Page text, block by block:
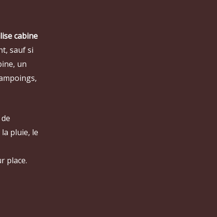
cabine
sauf si
un
pluie, le
place.